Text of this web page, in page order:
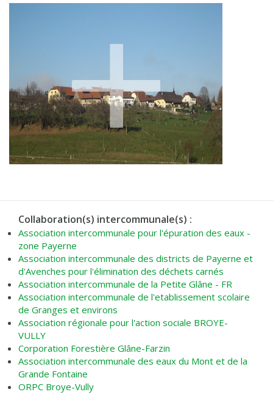
Collaboration(s) intercommunale(s) :
Association intercommunale pour l'épuration des eaux -
zone Payerne
Association intercommunale des districts de Payerne et
d'Avenches pour l'élimination des déchets carnés
Association intercommunale de la Petite Glâne - FR
Association intercommunale de l'etablissement scolaire
de Granges et environs
Association régionale pour l'action sociale BROYE-
VULLY
Corporation Forestière Glâne-Farzin
Association intercommunale des eaux du Mont et de la
Grande Fontaine
ORPC Broye-Vully